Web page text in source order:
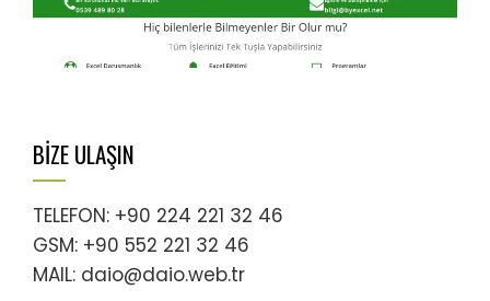
BİZE ULAŞIN
TELEFON: +90 224 221 32 46
GSM: +90 552 221 32 46
MAIL: daio@daio.web.tr